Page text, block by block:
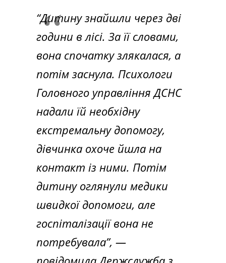
“Дитину знайшли через дві
години в лісі. За її словами,
вона спочатку злякалася, а
потім заснула. Психологи
Головного управління ДСНС
надали їй необхідну
екстремальну допомогу,
дівчинка охоче йшла на
контакт із ними. Потім
дитину оглянули медики
швидкої допомоги, але
госпіталізації вона не
потребувала”, —